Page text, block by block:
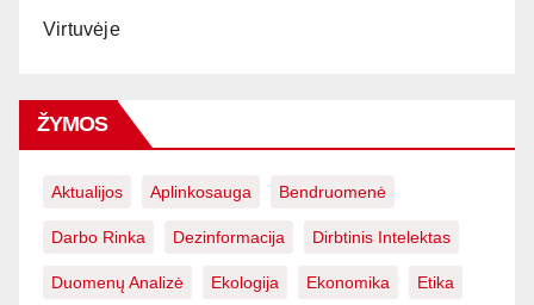
Virtuvėje
ŽYMOS
Aktualijos Aplinkosauga Bendruomenė
Darbo Rinka Dezinformacija Dirbtinis Intelektas
Duomenų Analizė Ekologija Ekonomika Etika